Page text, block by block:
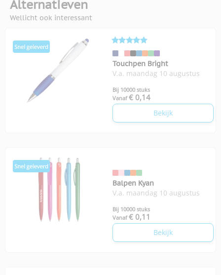
Alternatieven
Wellicht ook interessant
Touchpen Bright
V.a. maandag 10 augustus
Bij 10000 stuks
Vanaf € 0,14
Bekijk
Balpen Kyan
V.a. maandag 10 augustus
Bij 10000 stuks
Vanaf € 0,11
Bekijk